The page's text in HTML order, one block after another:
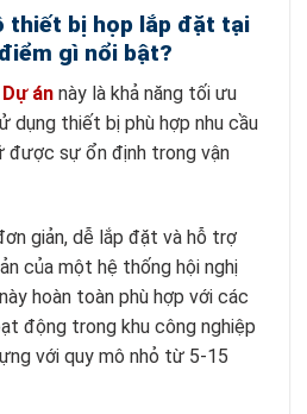
thiết bị họp lắp đặt tại
gì nổi bật?
Dự án này là khả năng tối ưu
dụng thiết bị phù hợp nhu cầu
được sự ổn định trong vận
giản, dễ lắp đặt và hỗ trợ
của một hệ thống hội nghị
hoàn toàn phù hợp với các
động trong khu công nghiệp
với quy mô nhỏ từ 5-15